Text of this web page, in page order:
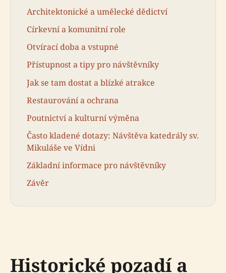
Architektonické a umělecké dědictví
Církevní a komunitní role
Otvírací doba a vstupné
Přístupnost a tipy pro návštěvníky
Jak se tam dostat a blízké atrakce
Restaurování a ochrana
Poutnictví a kulturní výměna
Často kladené dotazy: Návštěva katedrály sv.
Mikuláše ve Vídni
Základní informace pro návštěvníky
Závěr
Historické pozadí a